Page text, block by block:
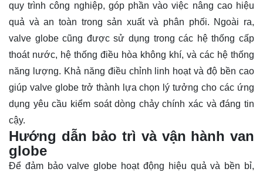
quy trình công nghiệp, góp phần vào việc nâng cao hiệu
quả và an toàn trong sản xuất và phân phối. Ngoài ra,
valve globe cũng được sử dụng trong các hệ thống cấp
thoát nước, hệ thống điều hòa không khí, và các hệ thống
năng lượng. Khả năng điều chỉnh linh hoạt và độ bền cao
giúp valve globe trở thành lựa chọn lý tưởng cho các ứng
dụng yêu cầu kiểm soát dòng chảy chính xác và đáng tin
cậy.
Hướng dẫn bảo trì và vận hành van
globe
Để đảm bảo valve globe hoạt động hiệu quả và bền bỉ,